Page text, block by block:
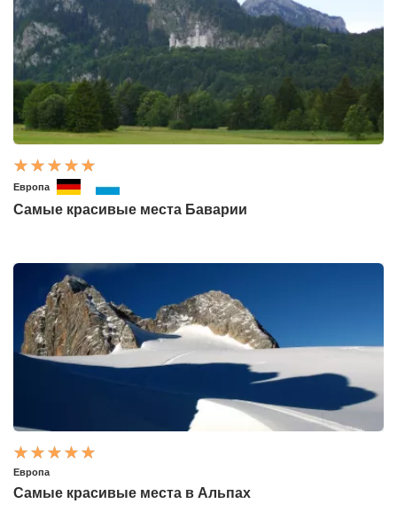
Европа
Самые красивые места Баварии
Европа
Самые красивые места в Альпах